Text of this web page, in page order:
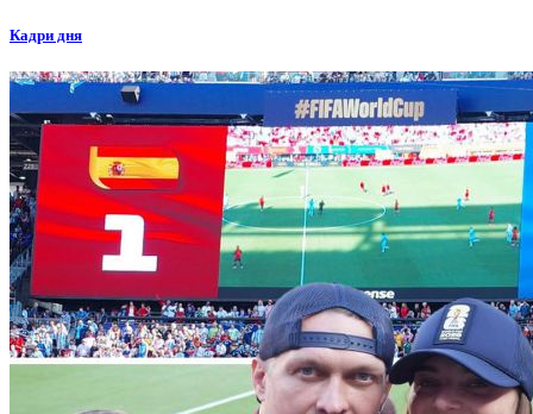
Кадри дня